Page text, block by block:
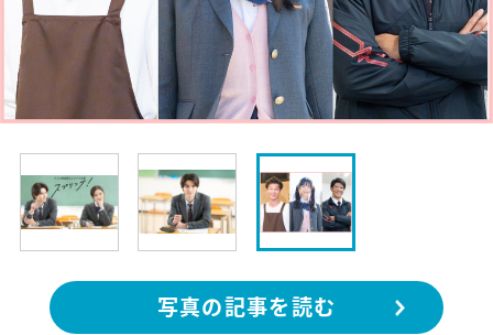
写真の記事を読む